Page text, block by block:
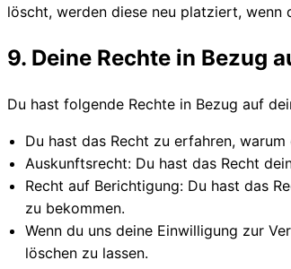
löscht, werden diese neu platziert, wenn
9. Deine Rechte in Bezug
Du hast folgende Rechte in Bezug auf
Du hast das Recht zu erfahren,
Auskunftsrecht: Du hast das Recht
Recht auf Berichtigung: Du hast das
zu bekommen.
Wenn du uns deine Einwilligung zur
löschen zu lassen.